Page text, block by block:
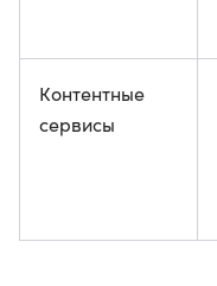
Контентные
сервисы